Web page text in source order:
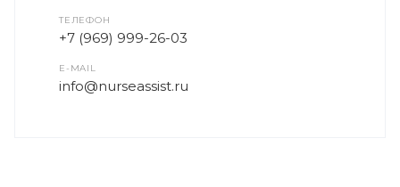
ТЕЛЕФОН
+7 (969) 999-26-03
E-MAIL
info@nurseassist.ru